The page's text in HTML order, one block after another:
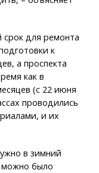
для ремонта
к
а проспекта
как в
(с 22 июня
проводились
и их
в зимний
было